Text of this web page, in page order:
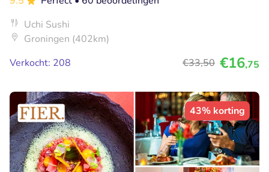
Uchi Sushi
Groningen (402km)
Verkocht: 208
€33,50 €16,75
43% korting